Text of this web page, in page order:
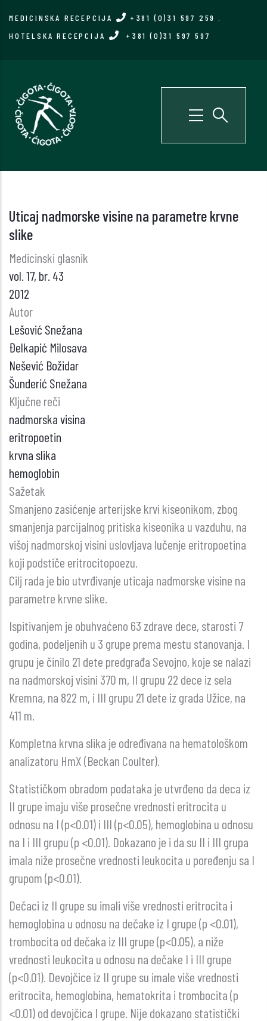
MEDICINSKA RECEPCIJA +381 (0)31 597 259
HOTELSKA RECEPCIJA
+381 (0)31 597 597
Uticaj nadmorske visine na parametre krvne
slike
Medicinski glasnik
vol. 17, br. 43
2012
Autor
Lešović Snežana
Đelkapić Milosava
Nešević Božidar
Šunderić Snežana
Ključne reči
nadmorska visina
eritropoetin
krvna slika
hemoglobin
Sažetak
Smanjeno zasićenje arterijske krvi kiseonikom, zbog
smanjenja parcijalnog pritiska kiseonika u vazduhu, na
višoj nadmorskoj visini uslovljava lučenje eritropoetina
koji podstiče eritrocitopoezu.
Cilj rada je bio utvrđivanje uticaja nadmorske visine na
parametre krvne slike.
Ispitivanjem je obuhvaćeno 63 zdrave dece, starosti 7
godina, podeljenih u 3 grupe prema mestu stanovanja. I
grupu je činilo 21 dete predgrađa Sevojno, koje se nalazi
na nadmorskoj visini 370 m, II grupu 22 dece iz sela
Kremna, na 822 m, i III grupu 21 dete iz grada Užice, na
411 m.
Kompletna krvna slika je određivana na hematološkom
analizatoru HmX (Beckan Coulter).
Statističkom obradom podataka je utvrđeno da deca iz
II grupe imaju više prosečne vrednosti eritrocita u
odnosu na I (p<0.01) i III (p<0.05), hemoglobina u odnosu
na I i III grupu (p <0.01). Dokazano je i da su II i III grupa
imala niže prosečne vrednosti leukocita u poređenju sa I
grupom (p<0.01).
Dečaci iz II grupe su imali više vrednosti eritrocita i
hemoglobina u odnosu na dečake iz I grupe (p <0.01),
trombocita od dečaka iz III grupe (p<0.05), a niže
vrednosti leukocita u odnosu na dečake I i III grupe
(p<0.01). Devojčice iz II grupe su imale više vrednosti
eritrocita, hemoglobina, hematokrita i trombocita (p
<0.01) od devojčica I grupe. Nije dokazano statistički